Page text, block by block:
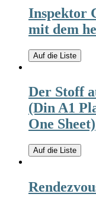
Inspektor
mit dem
Auf die Liste
Der Stoff
(Din A1
One Sheet)
Auf die Liste